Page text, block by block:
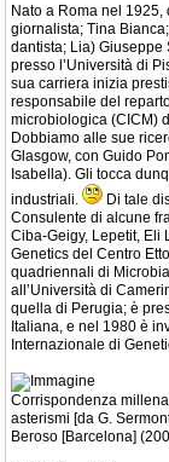
Nato a Roma nel
giornalista; Tina
dantista; Lia) Giuseppe
presso l’Università di
sua carriera inizia
responsabile del
microbiologica (CICM)
Dobbiamo alle sue
Glasgow, con Guido
Isabella). Gli tocca
industriali.
Di tale
Consulente di alcune
Ciba-Geigy, Lepetit, Eli
Genetics del Centro
quadriennali di
all’Università di
quella di Perugia; è
Italiana, e nel 1980 è
Internazionale di
Corrispondenza
asterismi [da G.
Beroso [Barcelona]